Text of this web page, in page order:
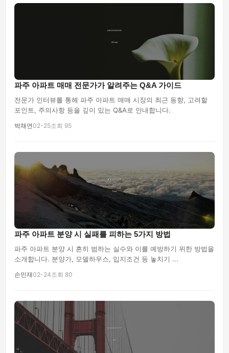
파주 아파트 매매 전문가가 알려주는 Q&A 가이드
전문가 인터뷰를 통해 파주 아파트 매매 시장의 최근 동향, 고려할
포인트, 주의사항 등을 깊이 있는 Q&A로 안내합니다.
박채연02-25조회 95
파주 아파트 분양 시 실패를 피하는 5가지 방법
파주 아파트 분양 시 흔히 범하는 실수와 이를 예방하기 위한 방법을
소개합니다. 분양가, 모델하우스, 입지조건 등 놓치기 ...
손민재02-24조회 80